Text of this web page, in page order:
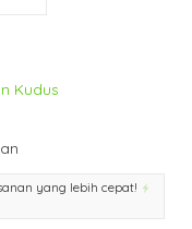
Kudus
yang lebih cepat!